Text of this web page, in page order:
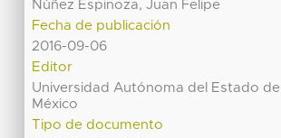
Núñez Espinoza, Juan Felipe
Fecha de publicación
2016-09-06
Editor
Universidad Autónoma del Estado de
México
Tipo de documento